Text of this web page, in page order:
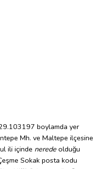
boylamda yer
Mh. ve Maltepe ilçesine
ili içinde nerede olduğu
Sokak posta kodu